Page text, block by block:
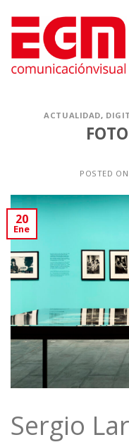
contenido
ACTUALIDAD,
POSTED ON
20
Ene
Sergio